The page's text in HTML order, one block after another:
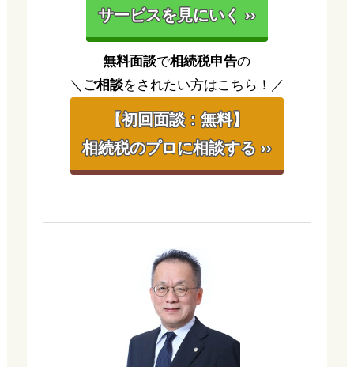
サービスを見にいく ››
無料面談で相続税申告の
＼ ご相談をされたい方はこちら！／
【初回面談：無料】
相続税のプロに相談する ››